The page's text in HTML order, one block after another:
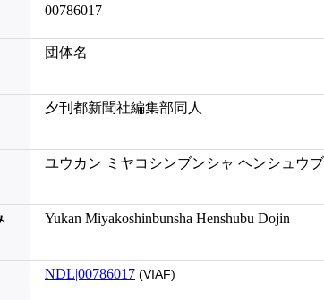
00786017
団体名
夕刊都新聞社編集部同人
ユウカン ミヤコシンブンシャ ヘンシュウ
Yukan Miyakoshinbunsha Henshubu Dojin
NDL|00786017 (VIAF)